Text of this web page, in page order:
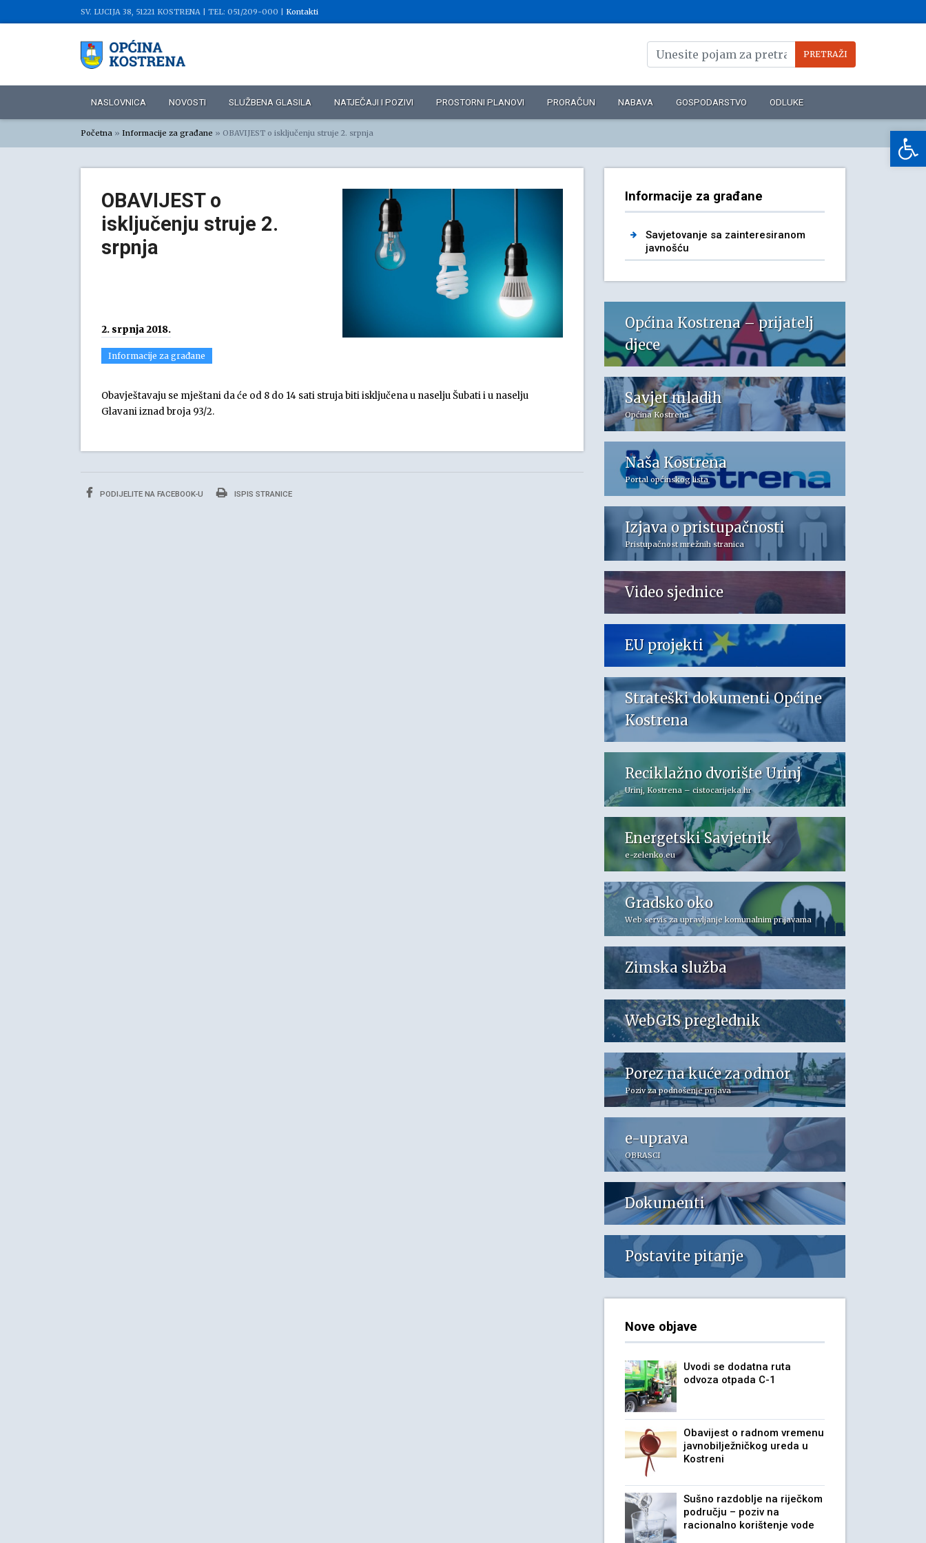
SV. LUCIJA 38, 51221 KOSTRENA | TEL: 051/209-000 | Kontakti
NASLOVNICA NOVOSTI SLUŽBENA GLASILA NATJEČAJI I POZIVI PROSTORNI PLANOVI PRORAČUN NABAVA GOSPODARSTVO ODLUKE
Početna » Informacije za građane » OBAVIJEST o isključenju struje 2. srpnja
OBAVIJEST o
isključenju struje 2.
srpnja
2. srpnja 2018.
Informacije za građane
Obavještavaju se mještani da će od 8 do 14 sati struja biti isključena u naselju Šubati i u naselju
Glavani iznad broja 93/2.
PODIJELITE NA FACEBOOK-U ISPIS STRANICE
Informacije za građane
Savjetovanje sa zainteresiranom
javnošću
Općina Kostrena – prijatelj
djece
Savjet mladih
Općina Kostrena
Naša Kostrena
Portal općinskog lista
Izjava o pristupačnosti
Pristupačnost mrežnih stranica
Video sjednice
EU projekti
Strateški dokumenti Općine
Kostrena
Reciklažno dvorište Urinj
Urinj, Kostrena – cistocarijeka.hr
Energetski Savjetnik
e-zelenko.eu
Gradsko oko
Web servis za upravljanje komunalnim prijavama
Zimska služba
WebGIS preglednik
Porez na kuće za odmor
Poziv za podnošenje prijava
e-uprava
OBRASCI
Dokumenti
Postavite pitanje
Nove objave
Uvodi se dodatna ruta
odvoza otpada C-1
Obavijest o radnom vremenu
javnobilježničkog ureda u
Kostreni
Sušno razdoblje na riječkom
području – poziv na
racionalno korištenje vode